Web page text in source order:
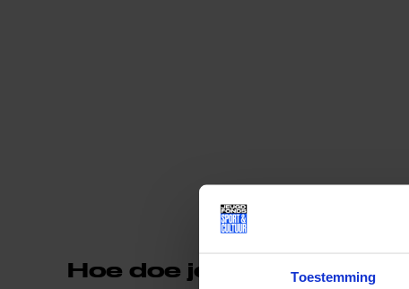
Toestemming
Hoe doe je een aanvraag?